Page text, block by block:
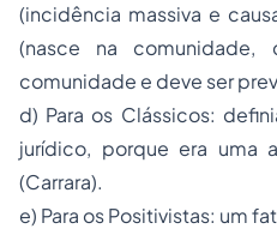
(incidência massiva e
(nasce na comunidade,
comunidade e deve ser
d) Para os Clássicos:
jurídico, porque era uma
(Carrara).
e) Para os Positivistas: um